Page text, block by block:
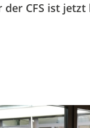
der CFS ist